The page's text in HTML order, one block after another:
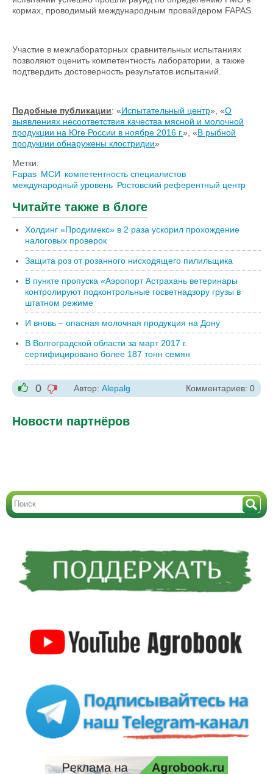
кормах, проводимый международным провайдером FAPAS.
Участие в межлабораторных сравнительных испытаниях
позволяют оценить компетентность лаборатории, а также
подтвердить достоверность результатов испытаний.
Подобные публикации: «Испытательный центр», «О
выявлениях несоответствия качества мясной и молочной
продукции на Юге России в ноябре 2016 г.», «В рыбной
продукции обнаружены клостридии»
Метки:
Fapas МСИ компетентность специалистов
международный уровень Ростовский референтный центр
Читайте также в блоге
Холдинг «Продимекс» в 2 раза ускорил прохождение
налоговых проверок
Защита роз от розанного нисходящего пилильщика
В пункте пропуска «Аэропорт Астрахань ветеринары
контролируют подконтрольные госветнадзору грузы в
штатном режиме
И вновь – опасная молочная продукция на Дону
В Волгоградской области за март 2017 г.
сертифицировано более 187 тонн семян
+1
0
-1
Автор: Alepalg Комментариев: 0
Новости партнёров